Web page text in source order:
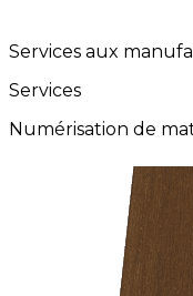
Services aux
Services
Numérisation de